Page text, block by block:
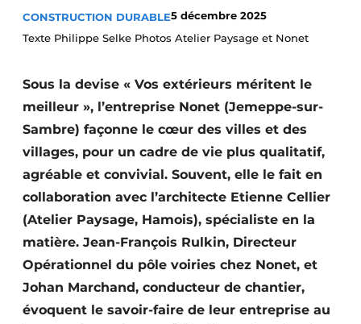
Termes et conditions
Video’s
Construction bois
Contrôle d’accès
Éclairage
Fondations
Façades
Géotextiles
CONSTRUCTION DURABLE5 décembre 2025
Texte Philippe Selke Photos Atelier Paysage et Nonet
Sous la devise « Vos extérieurs méritent le
meilleur », l’entreprise Nonet (Jemeppe-sur-
Sambre) façonne le cœur des villes et des
villages, pour un cadre de vie plus qualitatif,
agréable et convivial. Souvent, elle le fait en
collaboration avec l’architecte Etienne Cellier
(Atelier Paysage, Hamois), spécialiste en la
matière. Jean-François Rulkin, Directeur
Opérationnel du pôle voiries chez Nonet, et
Johan Marchand, conducteur de chantier,
évoquent le savoir-faire de leur entreprise au